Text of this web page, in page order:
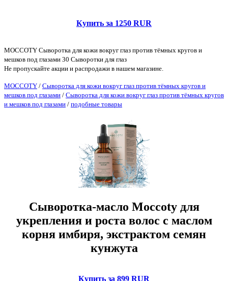
Купить за 1250 RUR
MOCCOTY Сыворотка для кожи вокруг глаз против тёмных кругов и
мешков под глазами 30 Сыворотки для глаз
Не пропускайте акции и распродажи в нашем магазине.
MOCCOTY / Сыворотка для кожи вокруг глаз против тёмных кругов и
мешков под глазами / Сыворотка для кожи вокруг глаз против тёмных кругов
и мешков под глазами / подобные товары
Сыворотка-масло Moccoty для
укрепления и роста волос с маслом
корня имбиря, экстрактом семян
кунжута
Купить за 899 RUR